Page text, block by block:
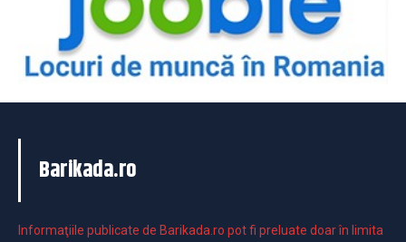
Barikada.ro
Informaţiile publicate de Barikada.ro pot fi preluate doar în limita